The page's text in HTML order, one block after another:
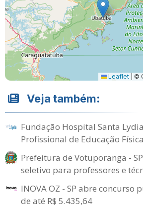
Leaflet ©
Veja também:
Fundação Hospital Santa
Profissional de Educação
Prefeitura de Votuporanga -
seletivo para professores e
INOVA OZ - SP abre concurso
de até R$ 5.435,64